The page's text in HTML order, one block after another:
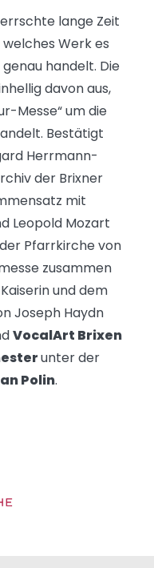
lange Zeit
Werk es
handelt. Die
davon aus,
Messe“ um die
Bestätigt
Herrmann-
der Brixner
mit
Leopold Mozart
Pfarrkirche von
zusammen
und dem
Joseph Haydn
VocalArt Brixen
unter der
Polin.